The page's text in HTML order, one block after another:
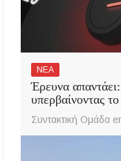
ΝΕΑ
Έρευνα
υπερβαίνοντας
Συντακτική Ομάδα